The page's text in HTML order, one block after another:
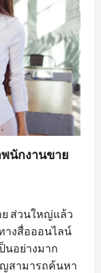
นักงานขาย
ส่วนใหญ่แล้ว
างสื่อออนไลน์
นอย่างมาก
สามารถค้นหา